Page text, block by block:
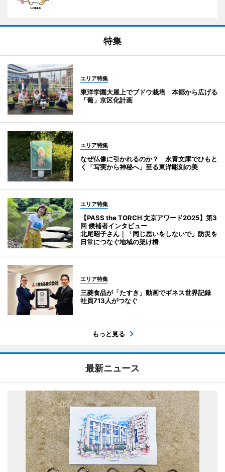
特集
エリア特集
東洋学園大屋上でブドウ栽培 本郷から広げる
「葡」京区化計画
エリア特集
なぜ仏像に引かれるのか？ 永青文庫でひもと
く「写実から神秘へ」至る東洋彫刻の美
エリア特集
【PASS the TORCH 文京アワード2025】第3
回 候補者インタビュー
北尾昭子さん｜「同じ思いをしないで」防災を
日常につなぐ地域の架け橋
エリア特集
三菱食品が「たすき」動画でギネス世界記録
社員713人がつなぐ
もっと見る
最新ニュース